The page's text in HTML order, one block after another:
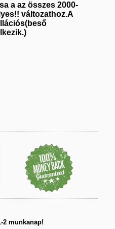
a az összes 2000-
változathoz.A
2 munkanap!